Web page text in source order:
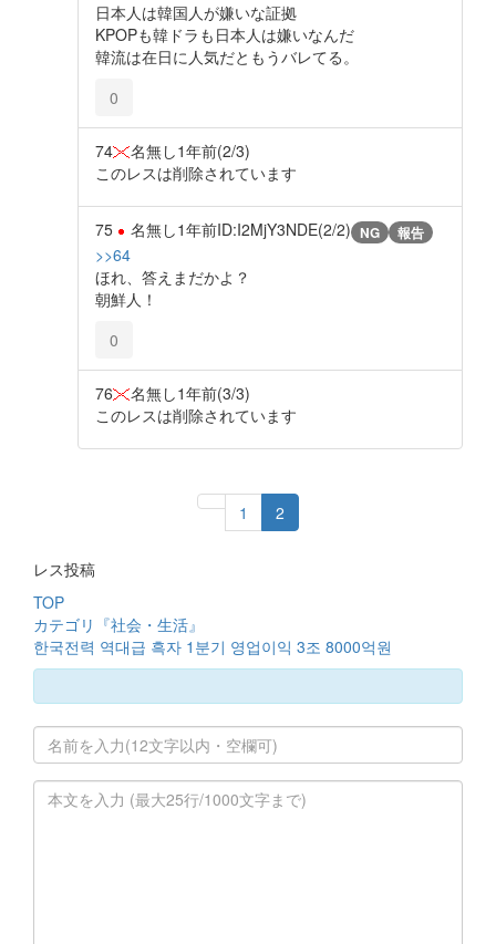
日本人は韓国人が嫌いな証拠
KPOPも韓ドラも日本人は嫌いなんだ
韓流は在日に人気だともうバレてる。
0
74 名無し1年前(2/3)
このレスは削除されています
75 名無し1年前ID:I2MjY3NDE(2/2) NG 報告
>>64
ほれ、答えまだかよ？
朝鮮人！
0
76 名無し1年前(3/3)
このレスは削除されています
1 2
レス投稿
TOP
カテゴリ『社会・生活』
한국전력 역대급 흑자 1분기 영업이익 3조 8000억원